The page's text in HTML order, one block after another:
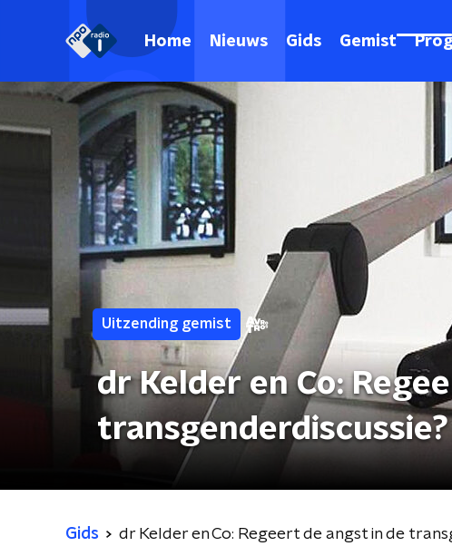
Home Nieuws Gids Gemist
Uitzending gemist
dr Kelder en Co:
Gids dr Kelder en Co: Regeert de angst in de